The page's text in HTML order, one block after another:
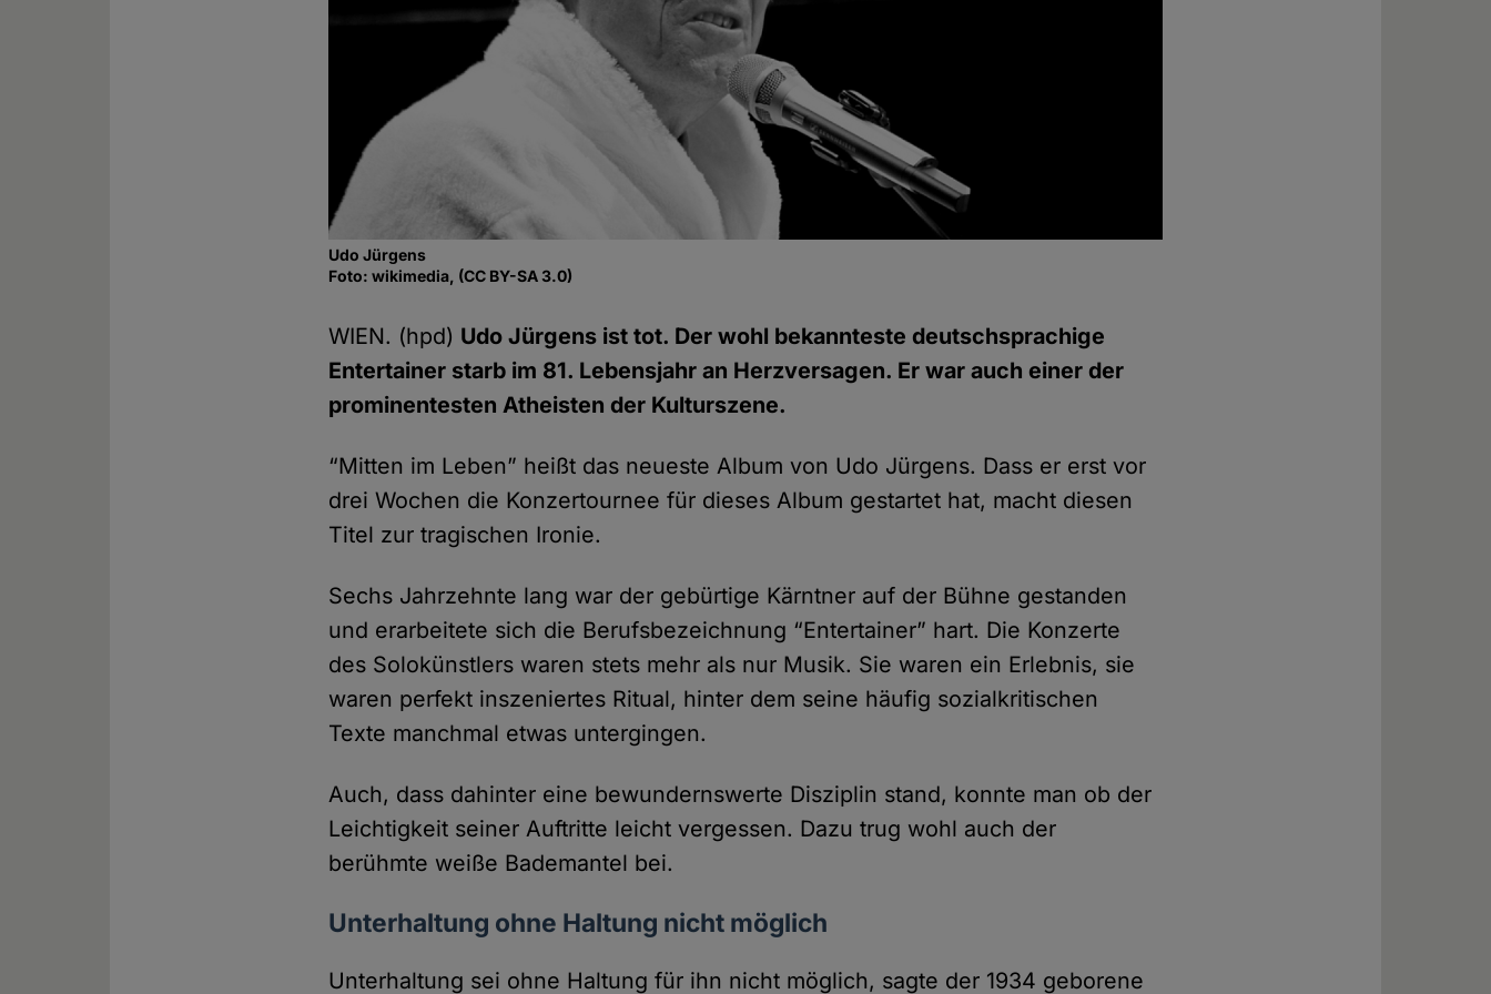
Udo Jürgens
Foto: wikimedia, (CC BY-SA 3.0)
WIEN. (hpd) Udo Jürgens ist tot. Der wohl bekannteste deutschsprachige
Entertainer starb im 81. Lebensjahr an Herzversagen. Er war auch einer der
prominentesten Atheisten der Kulturszene.
“Mitten im Leben” heißt das neueste Album von Udo Jürgens. Dass er erst vor
drei Wochen die Konzertournee für dieses Album gestartet hat, macht diesen
Titel zur tragischen Ironie.
Sechs Jahrzehnte lang war der gebürtige Kärntner auf der Bühne gestanden
und erarbeitete sich die Berufsbezeichnung “Entertainer” hart. Die Konzerte
des Solokünstlers waren stets mehr als nur Musik. Sie waren ein Erlebnis, sie
waren perfekt inszeniertes Ritual, hinter dem seine häufig sozialkritischen
Texte manchmal etwas untergingen.
Auch, dass dahinter eine bewundernswerte Disziplin stand, konnte man ob der
Leichtigkeit seiner Auftritte leicht vergessen. Dazu trug wohl auch der
berühmte weiße Bademantel bei.
Unterhaltung ohne Haltung nicht möglich
Unterhaltung sei ohne Haltung für ihn nicht möglich, sagte der 1934 geborene